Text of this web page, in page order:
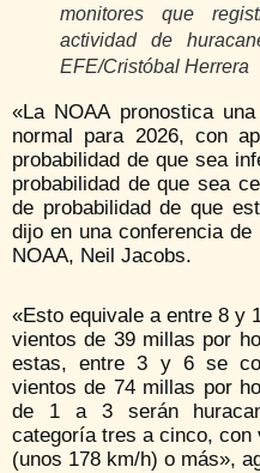
monitores que
actividad de
EFE/Cristóbal Herrera
«La NOAA pronostica
normal para 2026, con
probabilidad de que sea
probabilidad de que sea
de probabilidad de que
dijo en una conferencia
NOAA, Neil Jacobs.
«Esto equivale a entre 8 y
vientos de 39 millas por
estas, entre 3 y 6 se
vientos de 74 millas por
de 1 a 3 serán
categoría tres a cinco, con
(unos 178 km/h) o más»,